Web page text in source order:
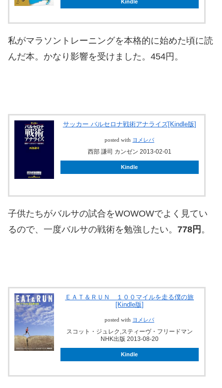
Kindle
私がマラソントレーニングを本格的に始めた頃に読
んだ本。かなり影響を受けました。454円。
サッカー バルセロナ戦術アナライズ[Kindle版]
posted with ヨメレバ
西部 謙司 カンゼン 2013-02-01
Kindle
子供たちがバルサの試合をWOWOWでよく見てい
るので、一度バルサの戦術を勉強したい。 778円 。
ＥＡＴ＆ＲＵＮ １００マイルを走る僕の旅
[Kindle版]
posted with ヨメレバ
スコット・ジュレク,スティーヴ・フリードマン
NHK出版 2013-08-20
Kindle